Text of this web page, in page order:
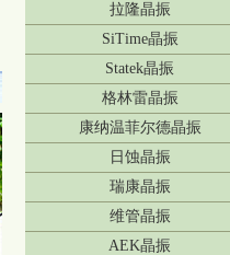
拉隆晶振
SiTime晶振
Statek晶振
格林雷晶振
康纳温菲尔德晶振
日蚀晶振
瑞康晶振
维管晶振
AEK晶振